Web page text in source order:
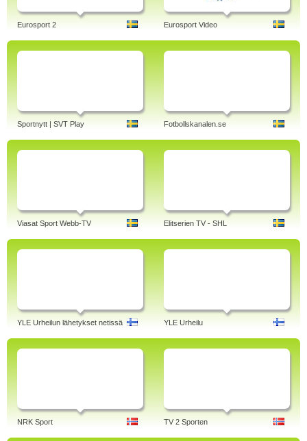
Eurosport 2 Eurosport Video
Sportnytt | SVT Play Fotbollskanalen.se
Viasat Sport Webb-TV Elitserien TV - SHL
YLE Urheilun lähetykset netissä YLE Urheilu
NRK Sport TV 2 Sporten